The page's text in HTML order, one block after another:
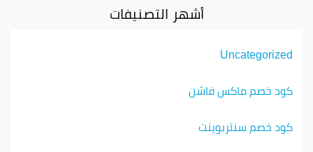
أشهر التصنيفات
Uncategorized
كود خصم ماكس فاشن
كود خصم سنتربوينت